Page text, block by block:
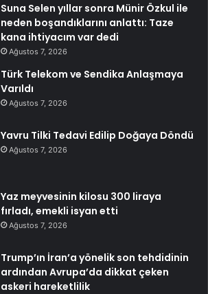
Suna Selen yıllar sonra Münir Özkul ile
neden boşandıklarını anlattı: Taze
kana ihtiyacım var dedi
Ağustos 7, 2026
Türk Telekom ve Sendika Anlaşmaya
Varıldı
Ağustos 7, 2026
Yavru Tilki Tedavi Edilip Doğaya Döndü
Ağustos 7, 2026
Yaz meyvesinin kilosu 300 liraya
fırladı, emekli isyan etti
Ağustos 7, 2026
Trump’ın İran’a yönelik son tehdidinin
ardından Avrupa’da dikkat çeken
askeri hareketlilik